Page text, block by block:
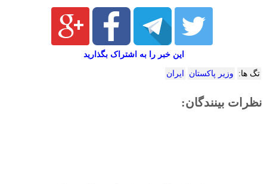
این خبر را به اشتراک بگذارید
تگ ها: وزیر پاکستان ایران
نظرات بینندگان: